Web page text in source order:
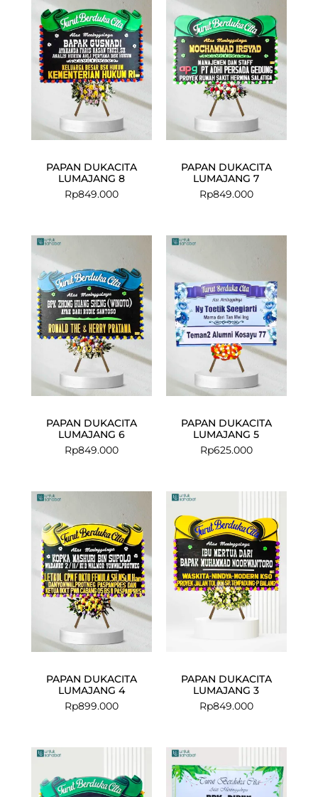
PAPAN DUKACITA
LUMAJANG 8
Rp849.000
PAPAN DUKACITA
LUMAJANG 7
Rp849.000
PAPAN DUKACITA
LUMAJANG 6
Rp849.000
PAPAN DUKACITA
LUMAJANG 5
Rp625.000
PAPAN DUKACITA
LUMAJANG 4
Rp899.000
PAPAN DUKACITA
LUMAJANG 3
Rp849.000